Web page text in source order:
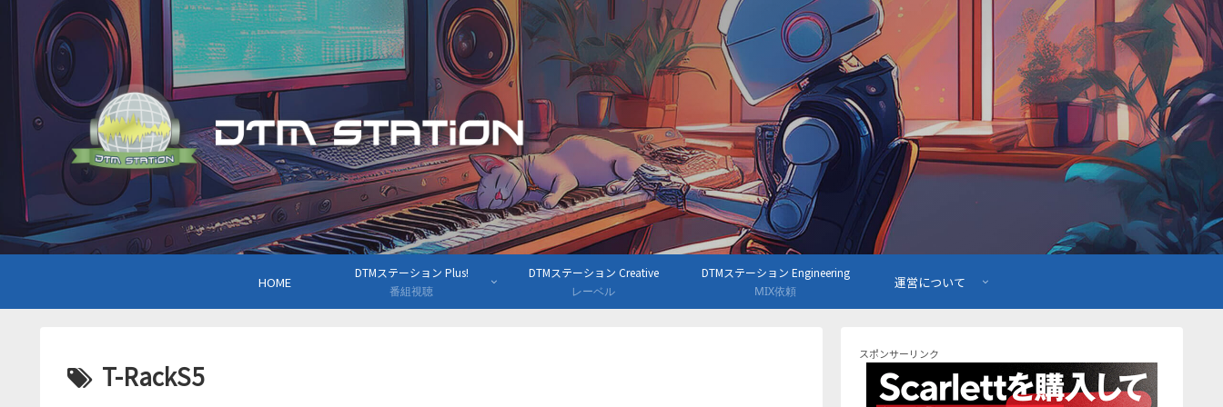
HOME
DTMステーション Plus!
番組視聴
DTMステーション Creative
レーベル
DTMステーション Engineering
MIX依頼
運営について
T-RackS5
スポンサーリンク